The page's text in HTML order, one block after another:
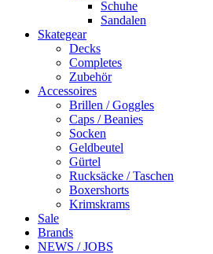
Schuhe
Sandalen
Skategear
Decks
Completes
Zubehör
Accessoires
Brillen / Goggles
Caps / Beanies
Socken
Geldbeutel
Gürtel
Rucksäcke / Taschen
Boxershorts
Krimskrams
Sale
Brands
NEWS / JOBS